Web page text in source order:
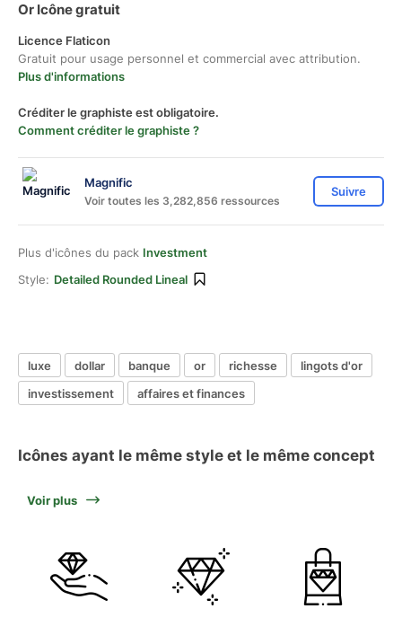
Or Icône gratuit
Licence Flaticon
Gratuit pour usage personnel et commercial avec attribution.
Plus d'informations
Créditer le graphiste est obligatoire.
Comment créditer le graphiste ?
Magnific
Voir toutes les 3,282,856 ressources
Suivre
Plus d'icônes du pack Investment
Style: Detailed Rounded Lineal
luxe dollar banque or richesse
lingots d'or
investissement
affaires et finances
Icônes ayant le même style et le même concept
Voir plus